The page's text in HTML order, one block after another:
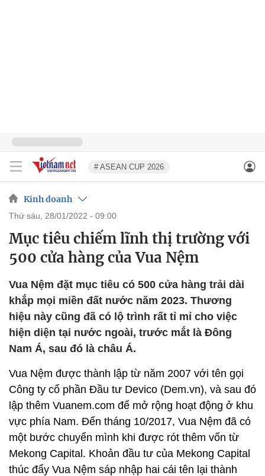
# ASEAN CUP 2026
Kinh doanh
thứ sáu, 28/01/2022 - 09:00
Mục tiêu chiếm lĩnh thị trường với
500 cửa hàng của Vua Nệm
Vua Nệm đặt mục tiêu có 500 cửa hàng trải dài
khắp mọi miền đất nước năm 2023. Thương
hiệu này cũng đã có lộ trình rất tỉ mỉ cho việc
hiện diện tại nước ngoài, trước mắt là Đông
Nam Á, sau đó là châu Á.
Vua Nệm được thành lập từ năm 2007 với tên gọi
Công ty cổ phần Đầu tư Devico (Dem.vn), và sau đó
lập thêm Vuanem.com để mở rộng hoạt động ở khu
vực phía Nam. Đến tháng 10/2017, Vua Nệm đã có
một bước chuyển mình khi được rót thêm vốn từ
Mekong Capital. Khoản đầu tư của Mekong Capital
thúc đẩy Vua Nệm sáp nhập hai cái tên lại thành